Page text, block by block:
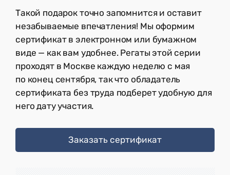
Такой подарок точно запомнится и оставит
незабываемые впечатления! Мы оформим
сертификат в электронном или бумажном
виде — как вам удобнее. Регаты этой серии
проходят в Москве каждую неделю с мая
по конец сентября, так что обладатель
сертификата без труда подберет удобную для
него дату участия.
Заказать сертификат